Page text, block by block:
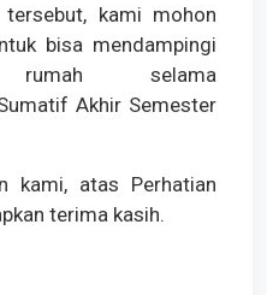
kami mohon
bisa mendampingi
selama
Akhir Semester
kami, atas Perhatian
terima kasih.